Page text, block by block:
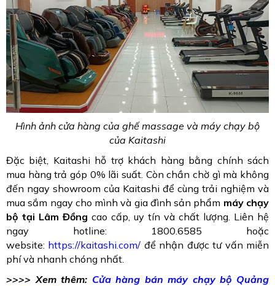
Hình ảnh cửa hàng của ghế massage và máy chạy bộ
của Kaitashi
Đặc biệt, Kaitashi hỗ trợ khách hàng bằng chính sách
mua hàng trả góp 0% lãi suất. Còn chần chờ gì mà không
đến ngay showroom của Kaitashi để cùng trải nghiệm và
mua sắm ngay cho mình và gia đình sản phẩm máy chạy
bộ tại Lâm Đồng cao cấp, uy tín và chất lượng. Liên hệ
ngay hotline: 1800.6585 hoặc
website: https://kaitashi.com/ để nhận được tư vấn miễn
phí và nhanh chóng nhất.
>>>> Xem thêm: Cửa hàng bán máy chạy bộ Quảng